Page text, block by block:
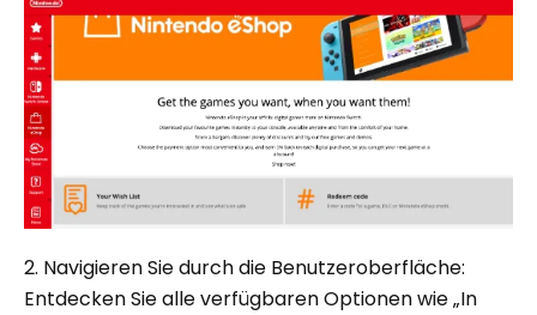
2. Navigieren Sie durch die Benutzeroberfläche:
Entdecken Sie alle verfügbaren Optionen wie „In